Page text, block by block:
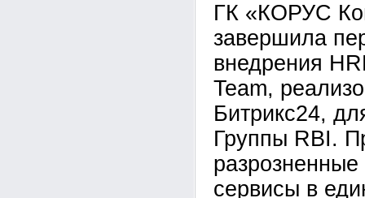
ГК «КОРУС
завершила
внедрения
Team,
Битрикс24,
Группы RBI.
сервисы в